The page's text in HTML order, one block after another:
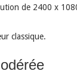
de 2400 x
classique.